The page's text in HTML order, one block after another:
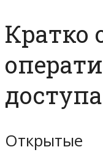
Кратко
доступа
Открытые